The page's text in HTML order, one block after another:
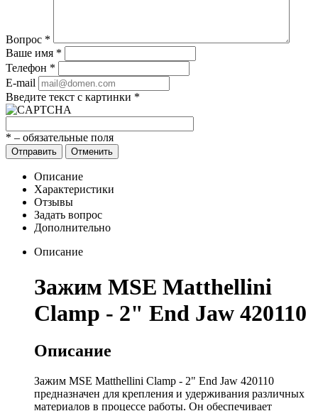
Вопрос *
Ваше имя *
Телефон *
E-mail
Введите текст с картинки *
* – обязательные поля
Отправить Отменить
Описание
Характеристики
Отзывы
Задать вопрос
Дополнительно
Описание
Зажим MSE Matthellini
Clamp - 2" End Jaw 420110
Описание
Зажим MSE Matthellini Clamp - 2" End Jaw 420110
предназначен для крепления и удерживания различных
материалов в процессе работы. Он обеспечивает